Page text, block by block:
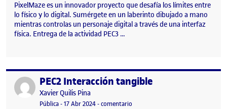
PixelMaze es un innovador proyecto que desafía los límites entre
lo físico y lo digital. Sumérgete en un laberinto dibujado a mano
mientras controlas un personaje digital a través de una interfaz
física. Entrega de la actividad PEC3 …
Publicado porPEC2 Interacción tangible
Publicado por
Xavier Quilis Pina
Visibilidad:
Pública-Fecha de publicación
17 Abr 2024-comentario